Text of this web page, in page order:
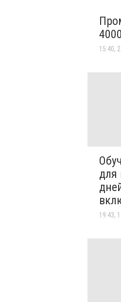
15:40,
для
19:43,